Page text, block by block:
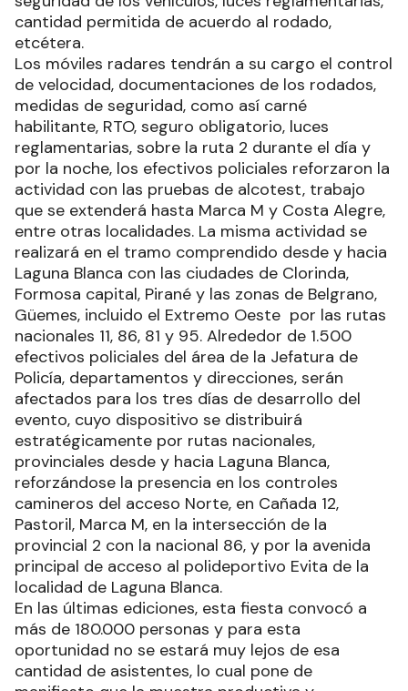
cantidad permitida de acuerdo al rodado,
etcétera.
Los móviles radares tendrán a su cargo el control
de velocidad, documentaciones de los rodados,
medidas de seguridad, como así carné
habilitante, RTO, seguro obligatorio, luces
reglamentarias, sobre la ruta 2 durante el día y
por la noche, los efectivos policiales reforzaron la
actividad con las pruebas de alcotest, trabajo
que se extenderá hasta Marca M y Costa Alegre,
entre otras localidades. La misma actividad se
realizará en el tramo comprendido desde y hacia
Laguna Blanca con las ciudades de Clorinda,
Formosa capital, Pirané y las zonas de Belgrano,
Güemes, incluido el Extremo Oeste por las rutas
nacionales 11, 86, 81 y 95. Alrededor de 1.500
efectivos policiales del área de la Jefatura de
Policía, departamentos y direcciones, serán
afectados para los tres días de desarrollo del
evento, cuyo dispositivo se distribuirá
estratégicamente por rutas nacionales,
provinciales desde y hacia Laguna Blanca,
reforzándose la presencia en los controles
camineros del acceso Norte, en Cañada 12,
Pastoril, Marca M, en la intersección de la
provincial 2 con la nacional 86, y por la avenida
principal de acceso al polideportivo Evita de la
localidad de Laguna Blanca.
En las últimas ediciones, esta fiesta convocó a
más de 180.000 personas y para esta
oportunidad no se estará muy lejos de esa
cantidad de asistentes, lo cual pone de